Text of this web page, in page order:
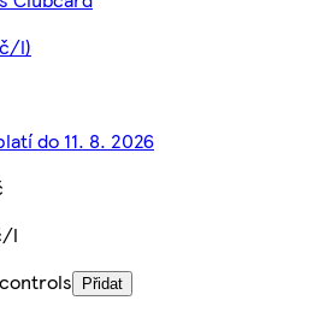
l)
do 11. 8. 2026
l
Přidat